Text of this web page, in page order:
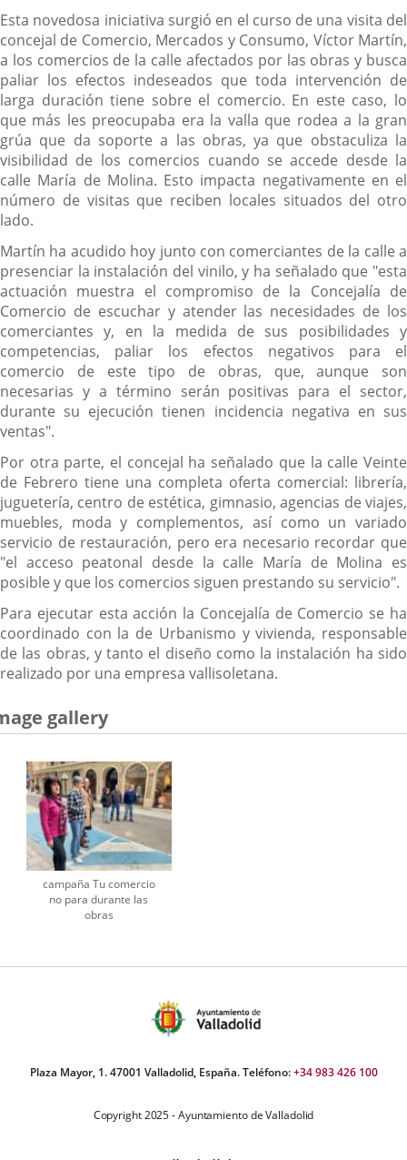
Esta novedosa iniciativa surgió en el curso de una visita del
concejal de Comercio, Mercados y Consumo, Víctor Martín,
a los comercios de la calle afectados por las obras y busca
paliar los efectos indeseados que toda intervención de
larga duración tiene sobre el comercio. En este caso, lo
que más les preocupaba era la valla que rodea a la gran
grúa que da soporte a las obras, ya que obstaculiza la
visibilidad de los comercios cuando se accede desde la
calle María de Molina. Esto impacta negativamente en el
número de visitas que reciben locales situados del otro
lado.
Martín ha acudido hoy junto con comerciantes de la calle a
presenciar la instalación del vinilo, y ha señalado que "esta
actuación muestra el compromiso de la Concejalía de
Comercio de escuchar y atender las necesidades de los
comerciantes y, en la medida de sus posibilidades y
competencias, paliar los efectos negativos para el
comercio de este tipo de obras, que, aunque son
necesarias y a término serán positivas para el sector,
durante su ejecución tienen incidencia negativa en sus
ventas".
Por otra parte, el concejal ha señalado que la calle Veinte
de Febrero tiene una completa oferta comercial: librería,
juguetería, centro de estética, gimnasio, agencias de viajes,
muebles, moda y complementos, así como un variado
servicio de restauración, pero era necesario recordar que
"el acceso peatonal desde la calle María de Molina es
posible y que los comercios siguen prestando su servicio".
Para ejecutar esta acción la Concejalía de Comercio se ha
coordinado con la de Urbanismo y vivienda, responsable
de las obras, y tanto el diseño como la instalación ha sido
realizado por una empresa vallisoletana.
gallery
campaña Tu comercio
no para durante las
obras
Plaza Mayor, 1. 47001 Valladolid, España. Teléfono:+34 983 426 100
Copyright 2025 - Ayuntamiento de Valladolid